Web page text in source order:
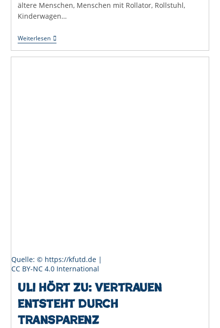
ältere Menschen, Menschen mit Rollator, Rollstuhl,
Kinderwagen…
WeiterlesenWeingartenstraße
Vor
Quelle: © https://kfutd.de |
CC BY-NC 4.0 International
Uli hört zu: Vertrauen
entsteht durch
Transparenz